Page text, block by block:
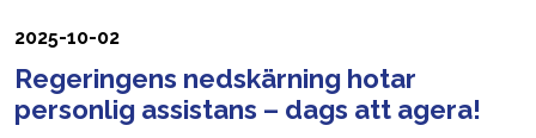
2025-10-02
Regeringens nedskärning hotar
personlig assistans – dags att agera!